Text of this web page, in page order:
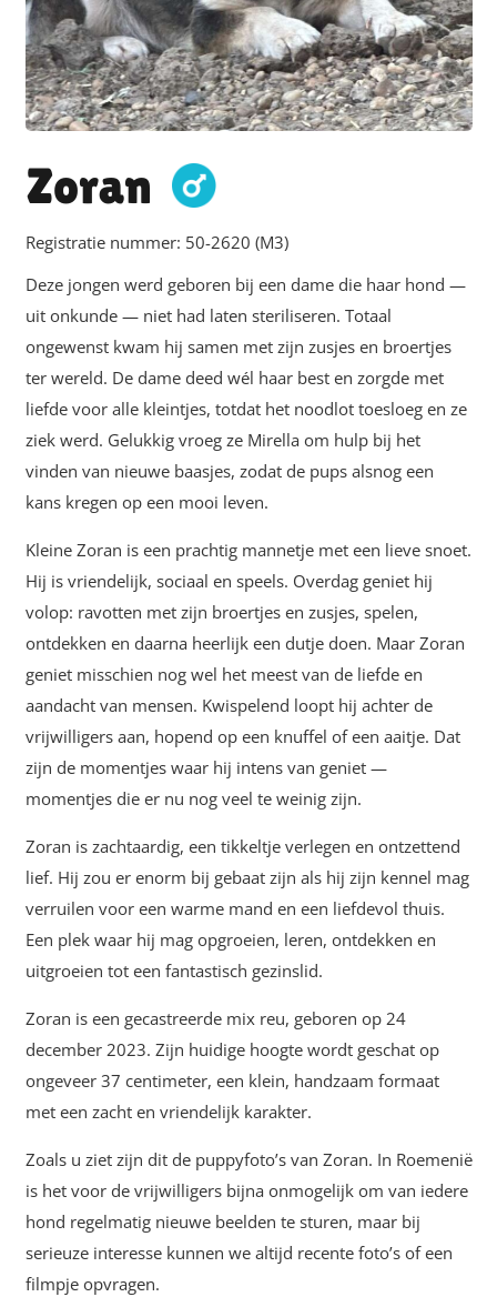
Zoran
Registratie nummer: 50-2620 (M3)
Deze jongen werd geboren bij een dame die haar hond —
uit onkunde — niet had laten steriliseren. Totaal
ongewenst kwam hij samen met zijn zusjes en broertjes
ter wereld. De dame deed wél haar best en zorgde met
liefde voor alle kleintjes, totdat het noodlot toesloeg en ze
ziek werd. Gelukkig vroeg ze Mirella om hulp bij het
vinden van nieuwe baasjes, zodat de pups alsnog een
kans kregen op een mooi leven.
Kleine Zoran is een prachtig mannetje met een lieve snoet.
Hij is vriendelijk, sociaal en speels. Overdag geniet hij
volop: ravotten met zijn broertjes en zusjes, spelen,
ontdekken en daarna heerlijk een dutje doen. Maar Zoran
geniet misschien nog wel het meest van de liefde en
aandacht van mensen. Kwispelend loopt hij achter de
vrijwilligers aan, hopend op een knuffel of een aaitje. Dat
zijn de momentjes waar hij intens van geniet —
momentjes die er nu nog veel te weinig zijn.
Zoran is zachtaardig, een tikkeltje verlegen en ontzettend
lief. Hij zou er enorm bij gebaat zijn als hij zijn kennel mag
verruilen voor een warme mand en een liefdevol thuis.
Een plek waar hij mag opgroeien, leren, ontdekken en
uitgroeien tot een fantastisch gezinslid.
Zoran is een gecastreerde mix reu, geboren op 24
december 2023. Zijn huidige hoogte wordt geschat op
ongeveer 37 centimeter, een klein, handzaam formaat
met een zacht en vriendelijk karakter.
Zoals u ziet zijn dit de puppyfoto’s van Zoran. In Roemenië
is het voor de vrijwilligers bijna onmogelijk om van iedere
hond regelmatig nieuwe beelden te sturen, maar bij
serieuze interesse kunnen we altijd recente foto’s of een
filmpje opvragen.